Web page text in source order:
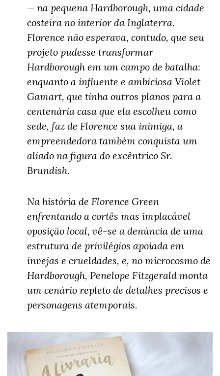
— na pequena Hardborough, uma cidade
costeira no interior da Inglaterra.
Florence não esperava, contudo, que seu
projeto pudesse transformar
Hardborough em um campo de batalha:
enquanto a influente e ambiciosa Violet
Gamart, que tinha outros planos para a
centenária casa que ela escolheu como
sede, faz de Florence sua inimiga, a
empreendedora também conquista um
aliado na figura do excêntrico Sr.
Brundish.
Na história de Florence Green
enfrentando a cortês mas implacável
oposição local, vê-se a denúncia de uma
estrutura de privilégios apoiada em
invejas e crueldades, e, no microcosmo de
Hardborough, Penelope Fitzgerald monta
um cenário repleto de detalhes precisos e
personagens atemporais.